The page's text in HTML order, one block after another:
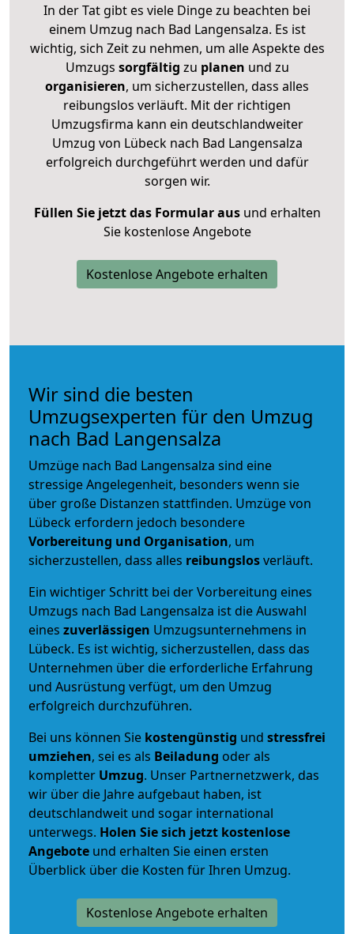
In der Tat gibt es viele Dinge zu beachten bei
einem Umzug nach Bad Langensalza. Es ist
wichtig, sich Zeit zu nehmen, um alle Aspekte des
Umzugs sorgfältig zu planen und zu
organisieren, um sicherzustellen, dass alles
reibungslos verläuft. Mit der richtigen
Umzugsfirma kann ein deutschlandweiter
Umzug von Lübeck nach Bad Langensalza
erfolgreich durchgeführt werden und dafür
sorgen wir.
Füllen Sie jetzt das Formular ausund erhalten
Sie kostenlose Angebote
Kostenlose Angebote erhalten
Wir sind die besten
Umzugsexperten für den Umzug
nach Bad Langensalza
Umzüge nach Bad Langensalza sind eine
stressige Angelegenheit, besonders wenn sie
über große Distanzen stattfinden. Umzüge von
Lübeck erfordern jedoch besondere
Vorbereitung und Organisation, um
sicherzustellen, dass alles reibungslosverläuft.
Ein wichtiger Schritt bei der Vorbereitung eines
Umzugs nach Bad Langensalza ist die Auswahl
eines zuverlässigen Umzugsunternehmens in
Lübeck. Es ist wichtig, sicherzustellen, dass das
Unternehmen über die erforderliche Erfahrung
und Ausrüstung verfügt, um den Umzug
erfolgreich durchzuführen.
Bei uns können Sie kostengünstig und stressfrei
umziehen, sei es als Beiladung oder als
kompletter Umzug. Unser Partnernetzwerk, das
wir über die Jahre aufgebaut haben, ist
deutschlandweit und sogar international
unterwegs. Holen Sie sich jetzt kostenlose
Angebote und erhalten Sie einen ersten
Überblick über die Kosten für Ihren Umzug.
Kostenlose Angebote erhalten